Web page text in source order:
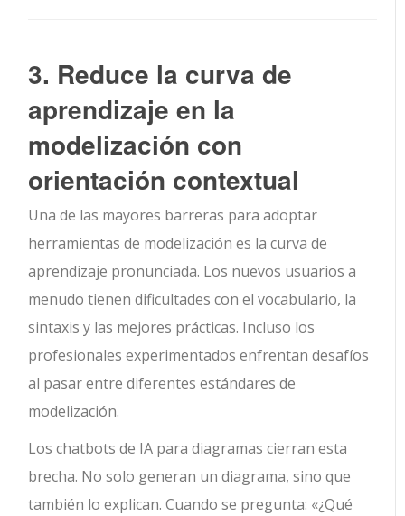
3. Reduce la curva de
aprendizaje en la
modelización con
orientación contextual
Una de las mayores barreras para adoptar
herramientas de modelización es la curva de
aprendizaje pronunciada. Los nuevos usuarios a
menudo tienen dificultades con el vocabulario, la
sintaxis y las mejores prácticas. Incluso los
profesionales experimentados enfrentan desafíos
al pasar entre diferentes estándares de
modelización.
Los chatbots de IA para diagramas cierran esta
brecha. No solo generan un diagrama, sino que
también lo explican. Cuando se pregunta: «¿Qué